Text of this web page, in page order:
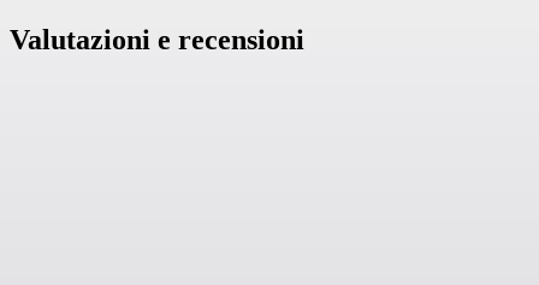
Valutazioni e recensioni